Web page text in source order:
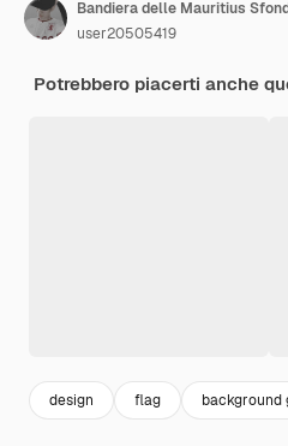
user20505419
Potrebbero piacerti anche
design flag background